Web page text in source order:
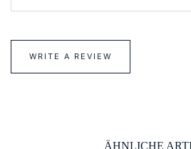
WRITE A REVIEW
ÄHNLICHE